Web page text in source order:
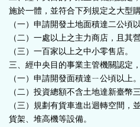
施於一體，並符合下列規定之大型
（一）申請開發土地面積達二公頃
（二）一處以上之主力商店，且其
（三）一百家以上之中小零售店。
三、經中央目的事業主管機關認定
（一）申請開發面積達ㄧ公頃以上。
（二）投資總額不含土地達新臺幣
（三）規劃有貨車進出迴轉空間
貨架、堆高機等設備。